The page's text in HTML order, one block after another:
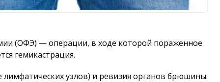
(ОФЭ) — операции, в ходе которой пораженное
гемикастрация.
узлов) и ревизия органов брюшины.